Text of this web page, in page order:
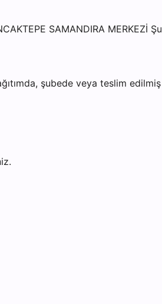
SAMANDIRA MERKEZİ
şubede veya teslim